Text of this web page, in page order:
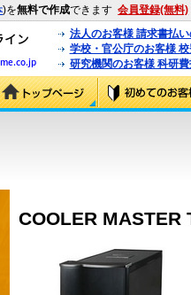
)を無料で作成できます 会員登録(無料)
法人のお客様 請求書払
学校・官公庁のお客様
研究機関のお客様 科研
COOLER MASTER